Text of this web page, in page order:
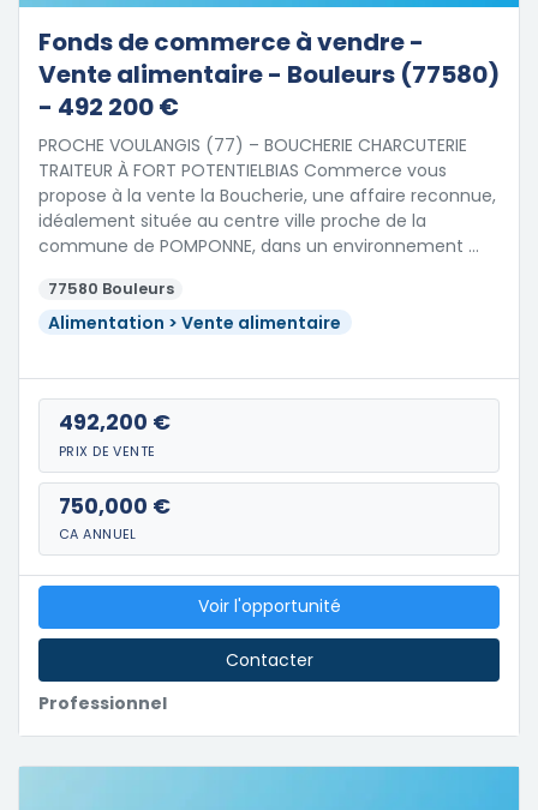
Fonds de commerce à vendre -
Vente alimentaire - Bouleurs (77580)
- 492 200 €
PROCHE VOULANGIS (77) – BOUCHERIE CHARCUTERIE
TRAITEUR À FORT POTENTIELBIAS Commerce vous
propose à la vente la Boucherie, une affaire reconnue,
idéalement située au centre ville proche de la
commune de POMPONNE, dans un environnement …
77580 Bouleurs
Alimentation > Vente alimentaire
492,200 €
PRIX DE VENTE
750,000 €
CA ANNUEL
Professionnel
Voir l'opportunité
Contacter